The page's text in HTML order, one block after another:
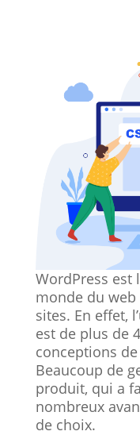
WordPress est
monde du
sites. En effet,
est de plus de
conceptions
Beaucoup de
produit, qui a
nombreux
de choix.